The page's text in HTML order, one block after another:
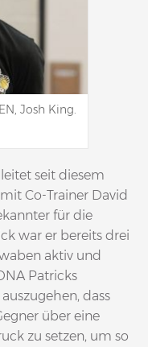
Josh King.
seit diesem
Co-Trainer David
für die
war er bereits drei
aktiv und
Patricks
dass
über eine
zu setzen, um so